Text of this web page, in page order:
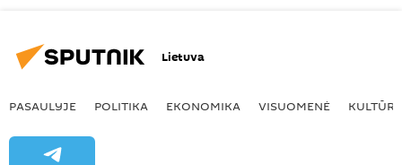
Lietuva
PASAULYJE POLITIKA EKONOMIKA VISUOMENĖ KULTŪRA